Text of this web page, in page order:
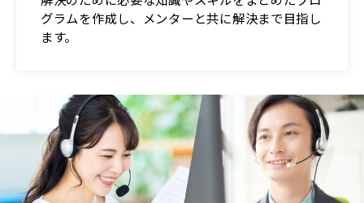
グラムを作成し、メンターと共に解決まで目指し
ます。